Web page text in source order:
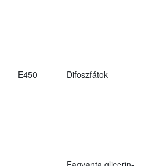
E450 Difoszfátok